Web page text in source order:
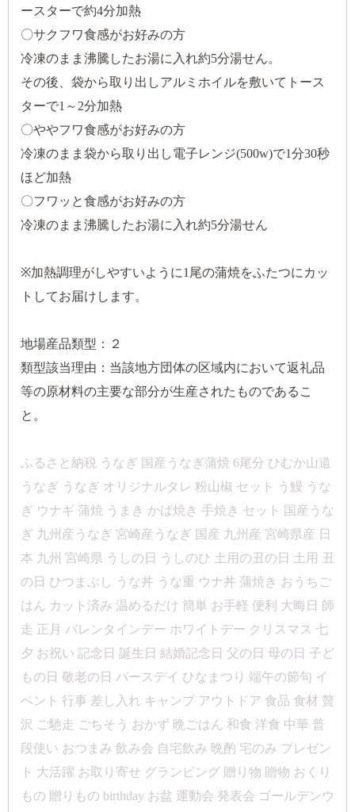
ースターで約4分加熱
〇サクフワ食感がお好みの方
冷凍のまま沸騰したお湯に入れ約5分湯せん。
その後、袋から取り出しアルミホイルを敷いてトース
ターで1～2分加熱
〇ややフワ食感がお好みの方
冷凍のまま袋から取り出し電子レンジ(500w)で1分30秒
ほど加熱
〇フワッと食感がお好みの方
冷凍のまま沸騰したお湯に入れ約5分湯せん
※加熱調理がしやすいように1尾の蒲焼をふたつにカッ
トしてお届けします。
地場産品類型：２
類型該当理由：当該地方団体の区域内において返礼品
等の原材料の主要な部分が生産されたものであるこ
と。
ふるさと納税 うなぎ 国産うなぎ蒲焼 6尾分 ひむか山道
うなぎ うなぎ オリジナルタレ 粉山椒 セット う鰻 うな
ぎ ウナギ 蒲焼 うまき かば焼き 手焼き セット 国産うな
ぎ 九州産うなぎ 宮崎産うなぎ 国産 九州産 宮崎県産 日
本 九州 宮崎県 うしの日 うしのひ 土用の丑の日 土用 丑
の日 ひつまぶし うな丼 うな重 ウナ丼 蒲焼き おうちご
はん カット済み 温めるだけ 簡単 お手軽 便利 大晦日 師
走 正月 バレンタインデー ホワイトデー クリスマス 七
夕 お祝い 記念日 誕生日 結婚記念日 父の日 母の日 子ど
もの日 敬老の日 バースデイ ひなまつり 端午の節句 イ
ベント 行事 差し入れ キャンプ アウトドア 食品 食材 贅
沢 ご馳走 ごちそう おかず 晩ごはん 和食 洋食 中華 普
段使い おつまみ 飲み会 自宅飲み 晩酌 宅のみ プレゼン
ト 大活躍 お取り寄せ グランピング 贈り物 贈物 おくり
もの 贈りもの birthday お盆 運動会 発表会 ゴールデンウ